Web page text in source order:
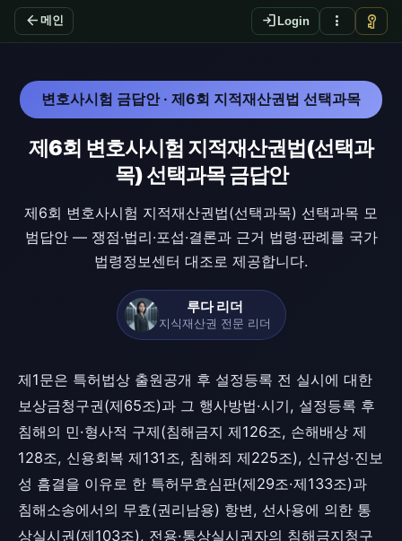
arrow_back 메인 login Login more_vert vpn_key
변호사시험 금답안 · 제6회 지적재산권법 선택과목
제6회 변호사시험 지적재산권법(선택과
목) 선택과목 금답안
제6회 변호사시험 지적재산권법(선택과목) 선택과목 모
범답안 — 쟁점·법리·포섭·결론과 근거 법령·판례를 국가
법령정보센터 대조로 제공합니다.
루다 리더
지식재산권 전문 리더
제1문은 특허법상 출원공개 후 설정등록 전 실시에 대한
보상금청구권(제65조)과 그 행사방법·시기, 설정등록 후
침해의 민·형사적 구제(침해금지 제126조, 손해배상 제
128조, 신용회복 제131조, 침해죄 제225조), 신규성·진보
성 흠결을 이유로 한 특허무효심판(제29조·제133조)과
침해소송에서의 무효(권리남용) 항변, 선사용에 의한 통
상실시권(제103조), 전용·통상실시권자의 침해금지청구